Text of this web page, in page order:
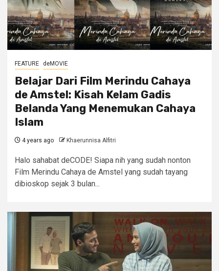
FEATURE deMOVIE
Belajar Dari Film Merindu Cahaya
de Amstel: Kisah Kelam Gadis
Belanda Yang Menemukan Cahaya
Islam
4 years ago Khaerunnisa Alfitri
Halo sahabat deCODE! Siapa nih yang sudah nonton
Film Merindu Cahaya de Amstel yang sudah tayang
dibioskop sejak 3 bulan...